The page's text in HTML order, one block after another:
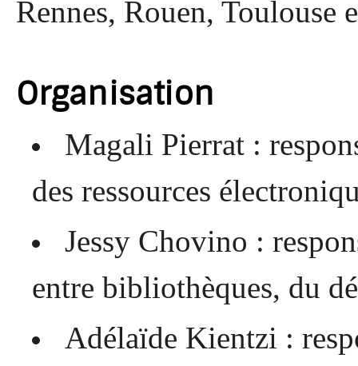
Rennes, Rouen, Toulouse
Organisation
Magali Pierrat :
des ressources
Jessy Chovino :
entre bibliothèques, du
Adélaïde Kientzi :